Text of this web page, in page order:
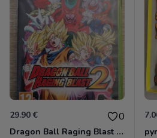
29.90 € 0
Dragon Ball Raging Blast 2 Xbox 360